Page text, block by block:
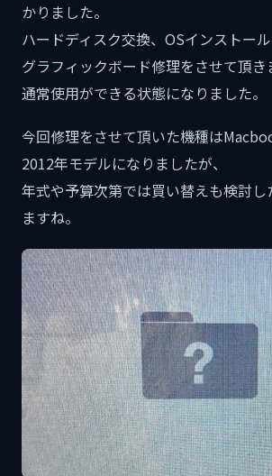
かりました。
ハードディスク交換、OSインストール
グラフィックボード修理をさせて頂
通常使用ができる状態になりました。
今回修理をさせて頂いた機種は
2012年モデルになりましたが、
年式や予算次第では買い替えも検討
ますね。